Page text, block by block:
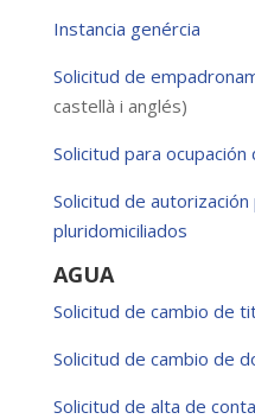
Instancia genércia
Solicitud de
castellà i anglés)
Solicitud para ocupación
Solicitud de
pluridomiciliados
AGUA
Solicitud de cambio de
Solicitud de cambio de
Solicitud de alta de